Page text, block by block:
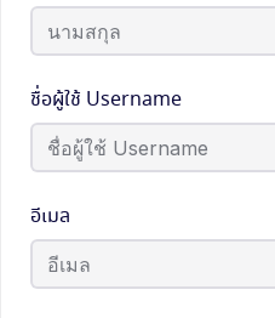
ชื่อผู้ใช้ Username
อีเมล